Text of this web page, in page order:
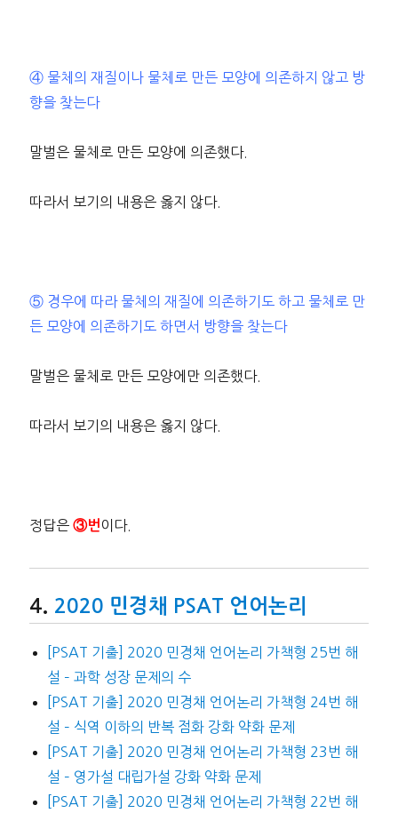
④ 물체의 재질이나 물체로 만든 모양에 의존하지 않고 방
향을 찾는다
말벌은 물체로 만든 모양에 의존했다.
따라서 보기의 내용은 옳지 않다.
⑤ 경우에 따라 물체의 재질에 의존하기도 하고 물체로 만
든 모양에 의존하기도 하면서 방향을 찾는다
말벌은 물체로 만든 모양에만 의존했다.
따라서 보기의 내용은 옳지 않다.
정답은 ③번 이다.
2020 민경채 PSAT 언어논리
[PSAT 기출] 2020 민경채 언어논리 가책형 25번 해
설 – 과학 성장 문제의 수
[PSAT 기출] 2020 민경채 언어논리 가책형 24번 해
설 – 식역 이하의 반복 점화 강화 약화 문제
[PSAT 기출] 2020 민경채 언어논리 가책형 23번 해
설 – 영가설 대립가설 강화 약화 문제
[PSAT 기출] 2020 민경채 언어논리 가책형 22번 해